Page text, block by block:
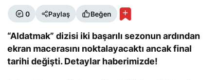
0 Paylaş Beğen
“Aldatmak” dizisi iki başarılı sezonun ardından
ekran macerasını noktalayacaktı ancak final
tarihi değişti. Detaylar haberimizde!